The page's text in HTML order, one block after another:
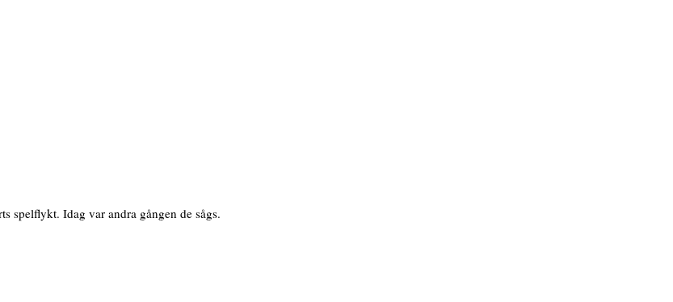
spelflykt. Idag var andra gången de sågs.